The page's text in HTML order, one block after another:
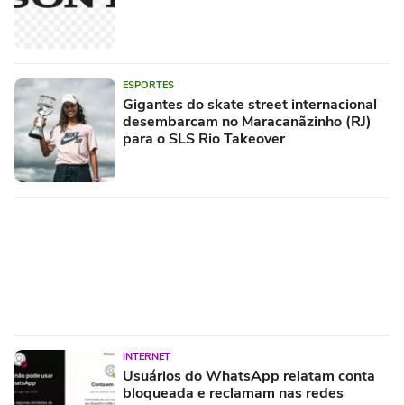
ESPORTES
Gigantes do skate street internacional
desembarcam no Maracanãzinho (RJ)
para o SLS Rio Takeover
INTERNET
Usuários do WhatsApp relatam conta
bloqueada e reclamam nas redes